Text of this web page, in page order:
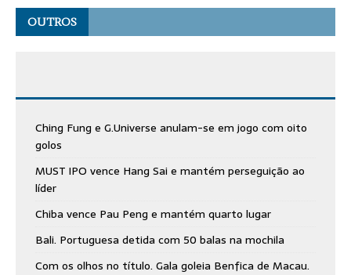
OUTROS
Ching Fung e G.Universe anulam-se em jogo com oito
golos
MUST IPO vence Hang Sai e mantém perseguição ao
líder
Chiba vence Pau Peng e mantém quarto lugar
Bali. Portuguesa detida com 50 balas na mochila
Com os olhos no título. Gala goleia Benfica de Macau.